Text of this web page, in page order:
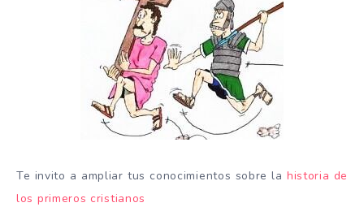
Te invito a ampliar tus conocimientos sobre la historia de
los primeros cristianos